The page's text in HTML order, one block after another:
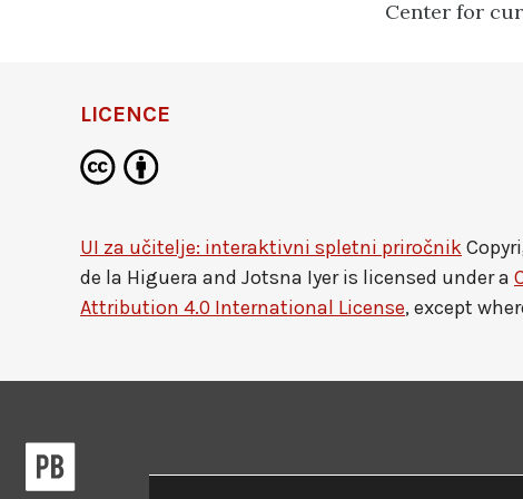
Center for
LICENCE
UI za učitelje: interaktivni spletni priročnik
de la Higuera and Jotsna Iyeris licensed under a
Attribution 4.0 International License, except